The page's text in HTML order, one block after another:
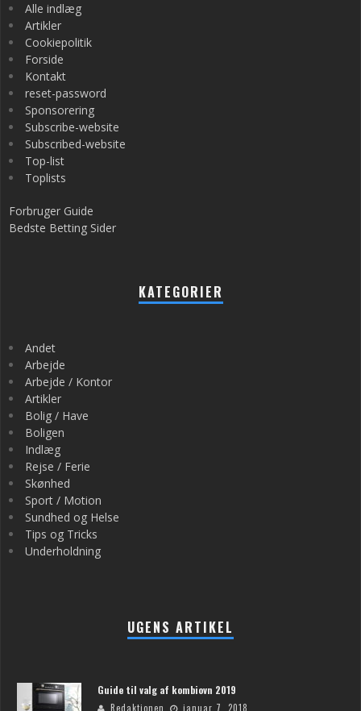
Alle indlæg
Artikler
Cookiepolitik
Forside
Kontakt
reset-password
Sponsorering
Subscribe-website
Subscribed-website
Top-list
Toplists
Forbruger Guide
Bedste Betting Sider
KATEGORIER
Andet
Arbejde
Arbejde / Kontor
Artikler
Bolig / Have
Boligen
Indlæg
Rejse / Ferie
Skønhed
Sport / Motion
Sundhed og Helse
Tips og Tricks
Underholdning
UGENS ARTIKEL
Guide til valg af kombiovn 2019
Redaktionen januar 7, 2018